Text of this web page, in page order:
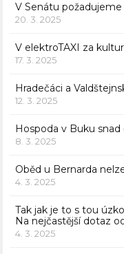
V Senátu
20. 3. 2025
V elektroTAXI za
17. 3. 2025
Hradečáci a
12. 3. 2025
Hospoda v Buku
8. 3. 2025
Oběd u Bernarda
4. 3. 2025
Tak jak je to s tou
Na nejčastější dotaz
4. 3. 2025